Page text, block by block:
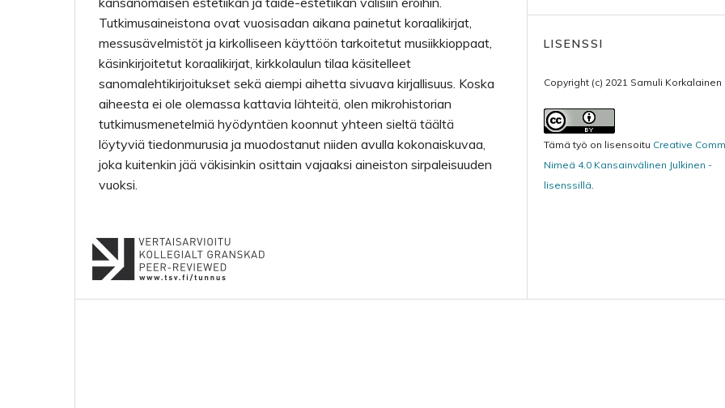
Tutkimusaineistona ovat vuosisadan aikana painetut koraalikirjat,
messusävelmistöt ja kirkolliseen käyttöön tarkoitetut musiikkioppaat,
käsinkirjoitetut koraalikirjat, kirkkolaulun tilaa käsitelleet
sanomalehtikirjoitukset sekä aiempi aihetta sivuava kirjallisuus. Koska
aiheesta ei ole olemassa kattavia lähteitä, olen mikrohistorian
tutkimusmenetelmiä hyödyntäen koonnut yhteen sieltä täältä
löytyviä tiedonmurusia ja muodostanut niiden avulla kokonaiskuvaa,
joka kuitenkin jää väkisinkin osittain vajaaksi aineiston sirpaleisuuden
vuoksi.
LISENSSI
Copyright (c) 2021 Samuli Korkalainen
Tämä työ on lisensoitu Creative
Nimeä 4.0 Kansainvälinen Julkinen -
lisenssillä.